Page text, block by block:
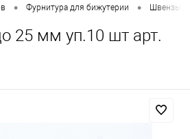
• Фурнитура для бижутерии • Швензы
25 мм уп.10 шт арт.